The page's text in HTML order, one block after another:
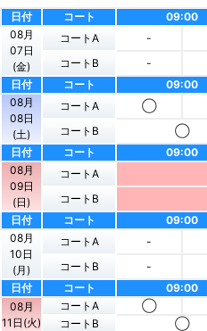
日付 コート 09:00
08月
07日
(金)
コートA -
コートB
-
日付
コート 09:00
08月
08日
(土)
コートA ◯
コートB
◯
日付
コート 09:00
08月
09日
(日)
コートA
コートB
日付
コート 09:00
08月
10日
(月)
コートA -
コートB
-
日付
コート 09:00
08月
11日(火)
コートA ◯
コートB
◯